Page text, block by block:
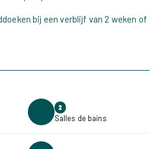
bij een verblijf van 2 weken of
2
Salles de bains